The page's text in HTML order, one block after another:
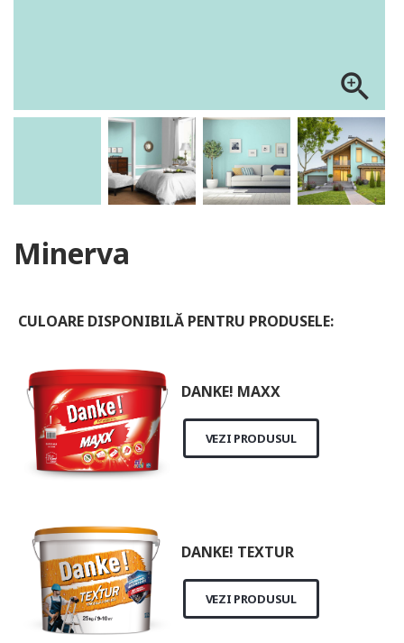
zoom_in
Minerva
CULOARE DISPONIBILĂ PENTRU PRODUSELE:
DANKE! MAXX
VEZI PRODUSUL
DANKE! TEXTUR
VEZI PRODUSUL